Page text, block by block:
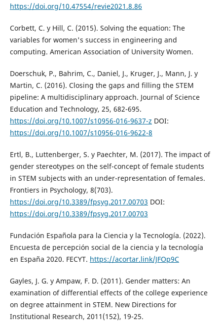
https://doi.org/10.47554/revie2021.8.86
Corbett, C. y Hill, C. (2015). Solving the equation: The
variables for women's success in engineering and
computing. American Association of University Women.
Doerschuk, P., Bahrim, C., Daniel, J., Kruger, J., Mann, J. y
Martin, C. (2016). Closing the gaps and filling the STEM
pipeline: A multidisciplinary approach. Journal of Science
Education and Technology, 25, 682-695.
https://doi.org/10.1007/s10956-016-9637-z DOI:
https://doi.org/10.1007/s10956-016-9622-8
Ertl, B., Luttenberger, S. y Paechter, M. (2017). The impact of
gender stereotypes on the self-concept of female students
in STEM subjects with an under-representation of females.
Frontiers in Psychology, 8(703).
https://doi.org/10.3389/fpsyg.2017.00703 DOI:
https://doi.org/10.3389/fpsyg.2017.00703
Fundación Española para la Ciencia y la Tecnología. (2022).
Encuesta de percepción social de la ciencia y la tecnología
en España 2020. FECYT. https://acortar.link/JFOp9C
Gayles, J. G. y Ampaw, F. D. (2011). Gender matters: An
examination of differential effects of the college experience
on degree attainment in STEM. New Directions for
Institutional Research, 2011(152), 19-25.